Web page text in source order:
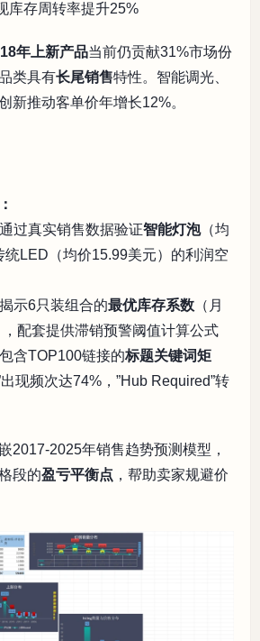
库存周转率提升25%
年上新产品当前仍贡献31%市场份
类具有长尾销售特性。智能调光、
新推动客单价年增长12%。
过真实销售数据验证智能灯泡（均
统LED（均价15.99美元）的利润空
示6只装组合的最优库存系数 （月
配套提供滞销预警阈值计算公式
含TOP100链接的标题关键词矩
现频次达74%，”Hub Required”转
2017-2025年销售趋势预测模型，
段的盈亏平衡点 ，帮助卖家规避价